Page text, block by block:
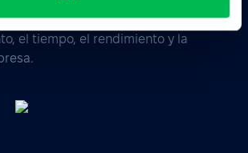
de RRHH: todo en uno para
el tiempo, el rendimiento y la